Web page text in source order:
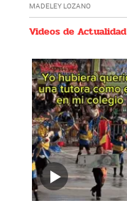
MADELEY LOZANO
Videos de Actualidad